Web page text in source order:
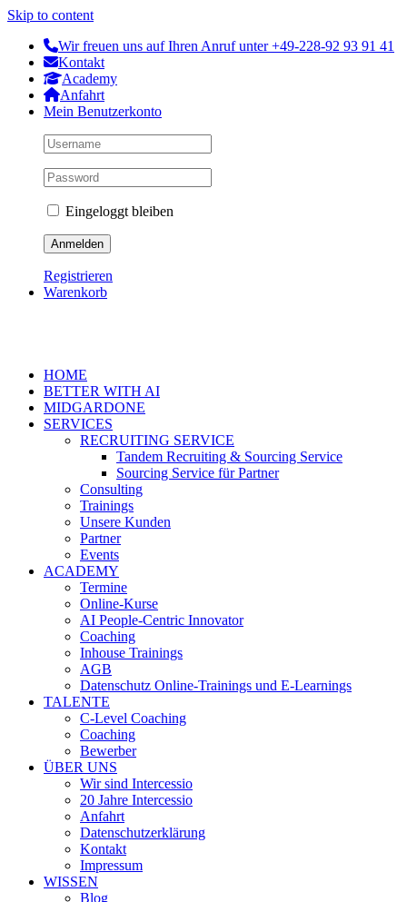
Skip to content
Wir freuen uns auf Ihren Anruf unter +49-228-92 93 91 41
Kontakt
Academy
Anfahrt
Mein Benutzerkonto
Eingeloggt bleiben
Registrieren
Warenkorb
HOME
BETTER WITH AI
MIDGARDONE
SERVICES
RECRUITING SERVICE
Tandem Recruiting & Sourcing Service
Sourcing Service für Partner
Consulting
Trainings
Unsere Kunden
Partner
Events
ACADEMY
Termine
Online-Kurse
AI People-Centric Innovator
Coaching
Inhouse Trainings
AGB
Datenschutz Online-Trainings und E-Learnings
TALENTE
C-Level Coaching
Coaching
Bewerber
ÜBER UNS
Wir sind Intercessio
20 Jahre Intercessio
Anfahrt
Datenschutzerklärung
Kontakt
Impressum
WISSEN
Blog